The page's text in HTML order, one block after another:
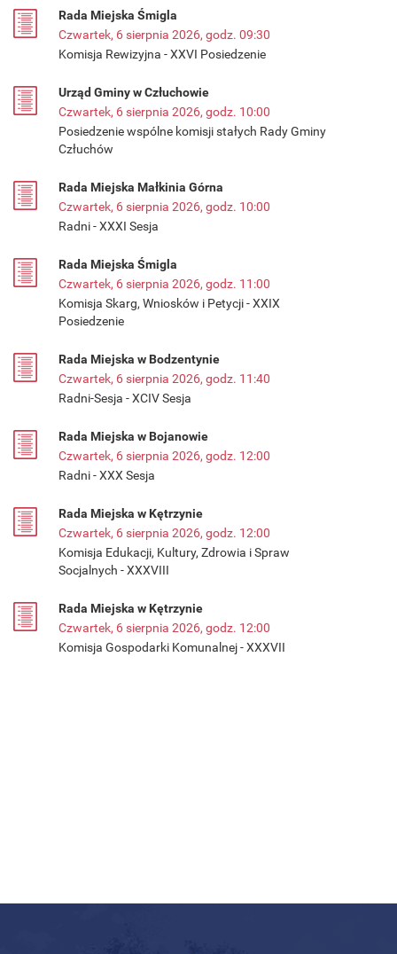
Rada Miejska Śmigla
Czwartek, 6 sierpnia 2026, godz. 09:30
Komisja Rewizyjna - XXVI Posiedzenie
Urząd Gminy w Człuchowie
Czwartek, 6 sierpnia 2026, godz. 10:00
Posiedzenie wspólne komisji stałych Rady Gminy
Człuchów
Rada Miejska Małkinia Górna
Czwartek, 6 sierpnia 2026, godz. 10:00
Radni - XXXI Sesja
Rada Miejska Śmigla
Czwartek, 6 sierpnia 2026, godz. 11:00
Komisja Skarg, Wniosków i Petycji - XXIX
Posiedzenie
Rada Miejska w Bodzentynie
Czwartek, 6 sierpnia 2026, godz. 11:40
Radni-Sesja - XCIV Sesja
Rada Miejska w Bojanowie
Czwartek, 6 sierpnia 2026, godz. 12:00
Radni - XXX Sesja
Rada Miejska w Kętrzynie
Czwartek, 6 sierpnia 2026, godz. 12:00
Komisja Edukacji, Kultury, Zdrowia i Spraw
Socjalnych - XXXVIII
Rada Miejska w Kętrzynie
Czwartek, 6 sierpnia 2026, godz. 12:00
Komisja Gospodarki Komunalnej - XXXVII